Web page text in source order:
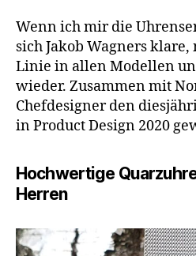
Wenn ich mir die
sich Jakob Wagners
Linie in allen Modellen
wieder. Zusammen mit
Chefdesigner den
in Product Design 2020
Hochwertige
Herren